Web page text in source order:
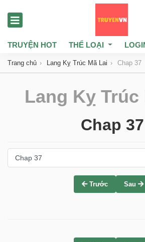
TRUYỆN HOT THỂ LOẠI
Trang chủ Lang Kỵ Trúc Mã Lai Chap 37
Lang Kỵ Trúc
Chap 37
Trước Sau